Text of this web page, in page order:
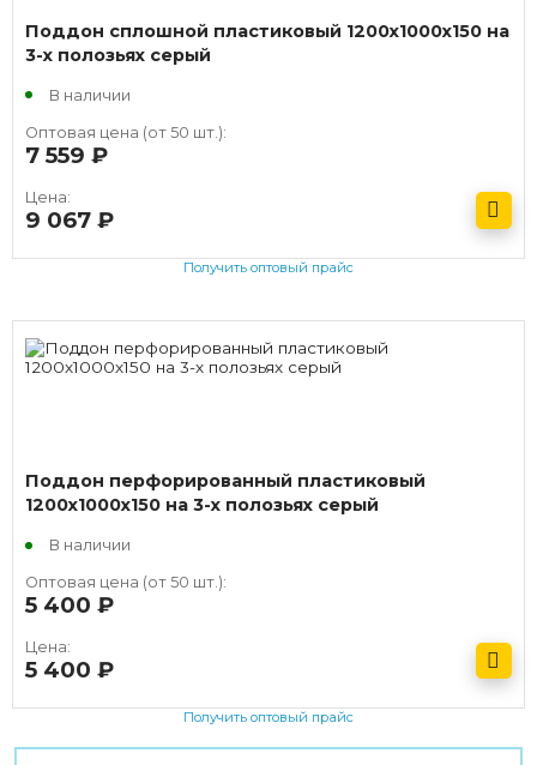
Поддон сплошной пластиковый 1200х1000х150 на
3-х полозьях серый
В наличии
Оптовая цена (от 50 шт.):
7 559
Цена:
9 067
Получить оптовый прайс
Поддон перфорированный пластиковый
1200х1000х150 на 3-х полозьях серый
В наличии
Оптовая цена (от 50 шт.):
5 400
Цена:
5 400
Получить оптовый прайс